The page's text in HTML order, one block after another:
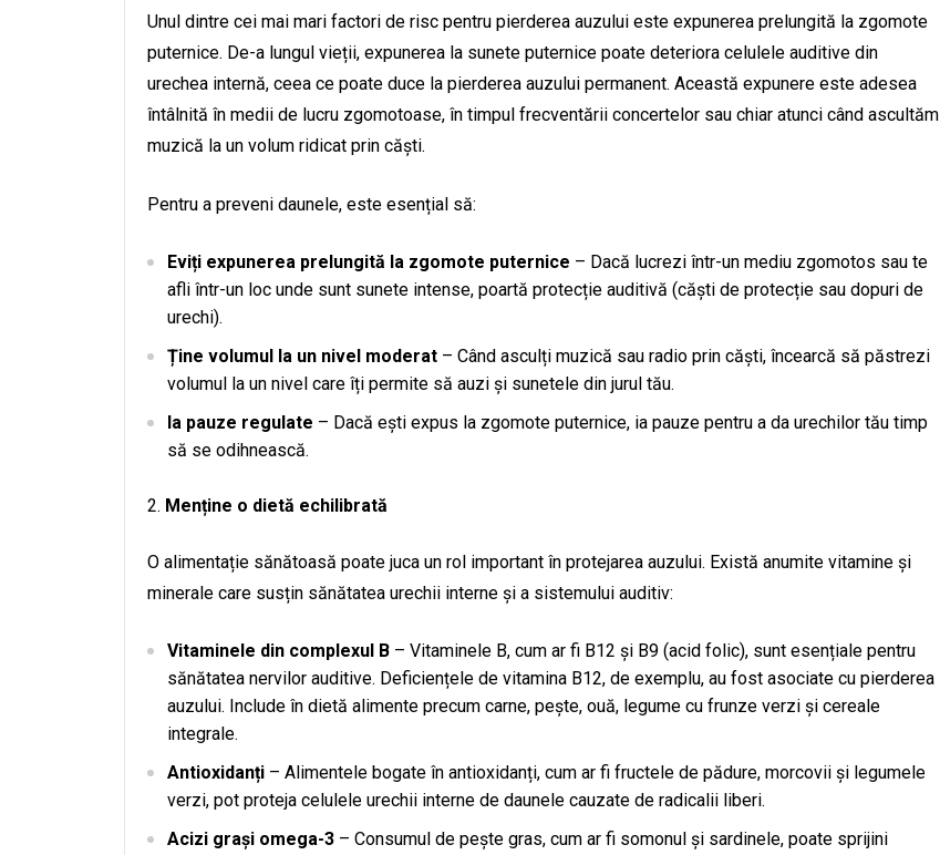
Unul dintre cei mai mari factori de risc pentru pierderea auzului este expunerea prelungită la zgomote
puternice. De-a lungul vieții, expunerea la sunete puternice poate deteriora celulele auditive din
urechea internă, ceea ce poate duce la pierderea auzului permanent. Această expunere este adesea
întâlnită în medii de lucru zgomotoase, în timpul frecventării concertelor sau chiar atunci când ascultăm
muzică la un volum ridicat prin căști.
Pentru a preveni daunele, este esențial să:
Eviți expunerea prelungită la zgomote puternice – Dacă lucrezi într-un mediu zgomotos sau te
afli într-un loc unde sunt sunete intense, poartă protecție auditivă (căști de protecție sau dopuri de
urechi).
Ține volumul la un nivel moderat – Când asculți muzică sau radio prin căști, încearcă să păstrezi
volumul la un nivel care îți permite să auzi și sunetele din jurul tău.
Ia pauze regulate – Dacă ești expus la zgomote puternice, ia pauze pentru a da urechilor tău timp
să se odihnească.
Menține o dietă echilibrată
O alimentație sănătoasă poate juca un rol important în protejarea auzului. Există anumite vitamine și
minerale care susțin sănătatea urechii interne și a sistemului auditiv:
Vitaminele din complexul B – Vitaminele B, cum ar fi B12 și B9 (acid folic), sunt esențiale pentru
sănătatea nervilor auditive. Deficiențele de vitamina B12, de exemplu, au fost asociate cu pierderea
auzului. Include în dietă alimente precum carne, pește, ouă, legume cu frunze verzi și cereale
integrale.
Antioxidanți – Alimentele bogate în antioxidanți, cum ar fi fructele de pădure, morcovii și legumele
verzi, pot proteja celulele urechii interne de daunele cauzate de radicalii liberi.
Acizi grași omega-3 – Consumul de pește gras, cum ar fi somonul și sardinele, poate sprijini